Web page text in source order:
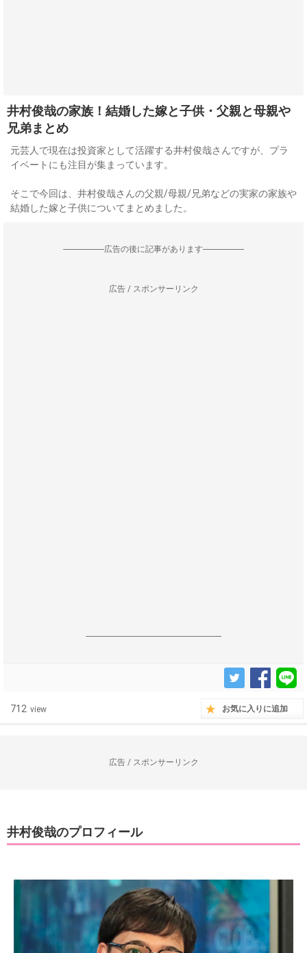
井村俊哉の家族！結婚した嫁と子供・父親と母親や
兄弟まとめ
元芸人で現在は投資家として活躍する井村俊哉さんですが、プラ
イベートにも注目が集まっています。
そこで今回は、井村俊哉さんの父親/母親/兄弟などの実家の家族や
結婚した嫁と子供についてまとめました。
--------------------広告の後に記事があります--------------------
広告 / スポンサーリンク
------------------------------------------------------------------
712 view お気に入りに追加
広告 / スポンサーリンク
井村俊哉のプロフィール